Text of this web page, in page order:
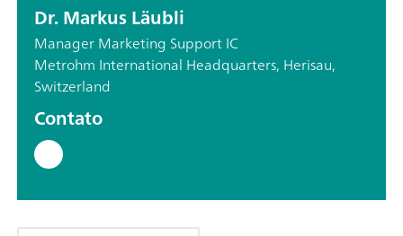
Dr. Markus Läubli
Manager Marketing Support IC
Metrohm International Headquarters, Herisau,
Switzerland
Contato